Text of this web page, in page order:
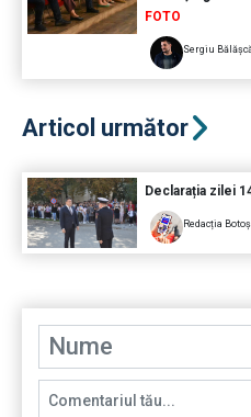
FOTO
Sergiu
Articol următor
Declarația zilei
Redacția